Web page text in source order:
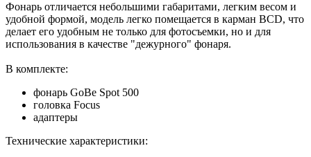
Фонарь отличается небольшими габаритами, легким весом и
удобной формой, модель легко помещается в карман BCD, что
делает его удобным не только для фотосъемки, но и для
использования в качестве "дежурного" фонаря.
В комплекте:
фонарь GoBe Spot 500
головка Focus
адаптеры
Технические характеристики: